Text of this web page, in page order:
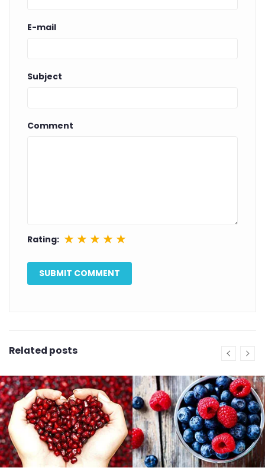
E-mail
Subject
Comment
Rating: ★ ★ ★ ★ ★
Related posts